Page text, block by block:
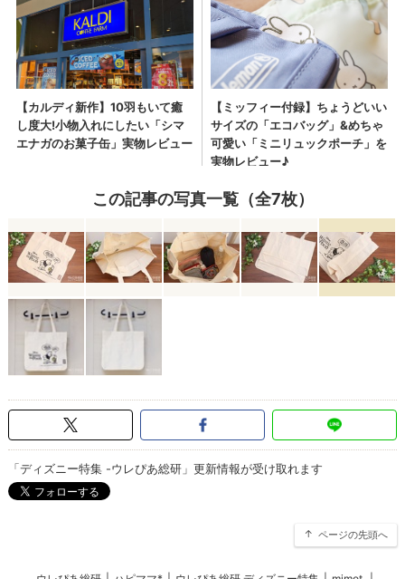
この記事の写真一覧（全7枚）
「ディズニー特集 -ウレぴあ総研」更新情報が受け取れます
ページの先頭へ